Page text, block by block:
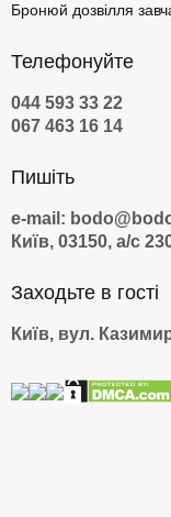
Бронюй дозвілля
Телефонуйте
044 593 33 22
067 463 16 14
Пишіть
e-mail:
Київ, 03150, а/с
Заходьте в гості
Київ, вул.